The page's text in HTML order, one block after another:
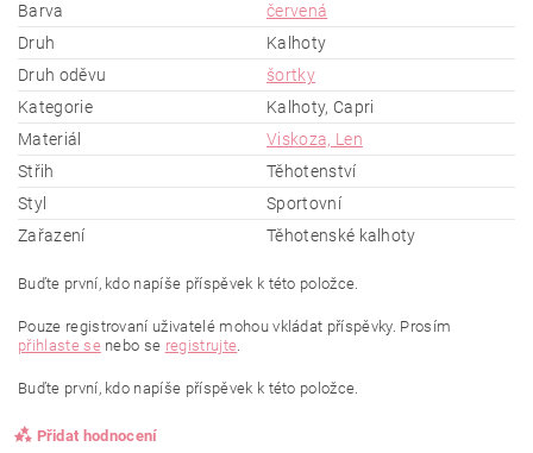
Barva
červená
Druh
Kalhoty
Druh oděvu
šortky
Kategorie
Kalhoty, Capri
Materiál
Viskoza, Len
Střih
Těhotenství
Styl
Sportovní
Zařazení
Těhotenské kalhoty
Buďte první, kdo napíše příspěvek k této položce.
Pouze registrovaní uživatelé mohou vkládat příspěvky. Prosím
přihlaste senebo se registrujte.
Buďte první, kdo napíše příspěvek k této položce.
Přidat hodnocení